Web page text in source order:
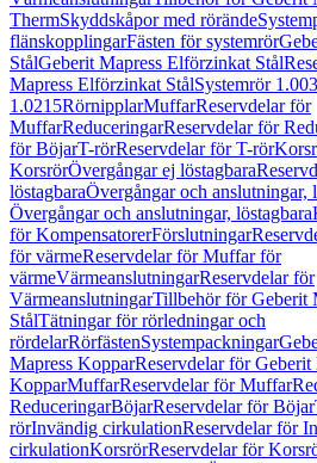
ThermSkyddskåpor med rörände
flänskopplingarFästen för systemrör
StålGeberit Mapress Elförzinkat Stål
Mapress Elförzinkat StålSystemrör
1.0215RörnipplarMuffarReservdelar för
MuffarReduceringarReservdelar för
för BöjarT-rörReservdelar för T-rör
KorsrörÖvergångar ej löstagbara
löstagbaraÖvergångar och anslutningar,
Övergångar och anslutningar, löstagbara
för KompensatorerFörslutningar
för värmeReservdelar för Muffar för
värmeVärmeanslutningarReservdelar för
VärmeanslutningarTillbehör för Geberit
StålTätningar för rörledningar och
rördelarRörfästenSystempackningar
Mapress KopparReservdelar för Geberit
KopparMuffarReservdelar för Muffar
ReduceringarBöjarReservdelar för Böjar
rörInvändig cirkulationReservdelar för
cirkulationKorsrörReservdelar för